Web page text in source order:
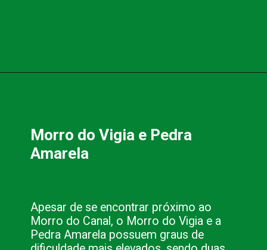
Morro do Vigia e Pedra
Amarela
Apesar de se encontrar próximo ao
Morro do Canal, o Morro do Vigia e a
Pedra Amarela possuem graus de